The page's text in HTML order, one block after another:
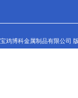
宝鸡博科金属制品有限公司